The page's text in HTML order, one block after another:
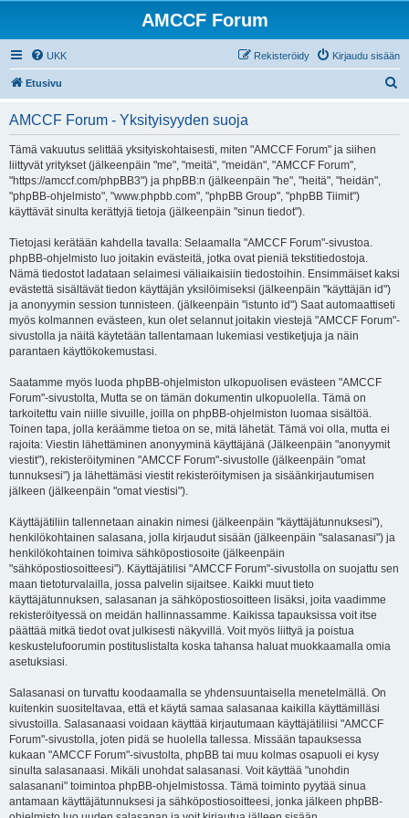
AMCCF Forum
UKK Kirjaudu sisään
Rekisteröidy
Etusivu
AMCCF Forum - Yksityisyyden suoja
Tämä vakuutus selittää yksityiskohtaisesti, miten "AMCCF Forum" ja siihen
liittyvät yritykset (jälkeenpäin "me", "meitä", "meidän", "AMCCF Forum",
"https://amccf.com/phpBB3") ja phpBB:n (jälkeenpäin "he", "heitä", "heidän",
"phpBB-ohjelmisto", "www.phpbb.com", "phpBB Group", "phpBB Tiimit")
käyttävät sinulta kerättyjä tietoja (jälkeenpäin "sinun tiedot").
Tietojasi kerätään kahdella tavalla: Selaamalla "AMCCF Forum"-sivustoa.
phpBB-ohjelmisto luo joitakin evästeitä, jotka ovat pieniä tekstitiedostoja.
Nämä tiedostot ladataan selaimesi väliaikaisiin tiedostoihin. Ensimmäiset kaksi
evästettä sisältävät tiedon käyttäjän yksilöimiseksi (jälkeenpäin "käyttäjän id")
ja anonyymin session tunnisteen. (jälkeenpäin "istunto id") Saat automaattiseti
myös kolmannen evästeen, kun olet selannut joitakin viestejä "AMCCF Forum"-
sivustolla ja näitä käytetään tallentamaan lukemiasi vestiketjuja ja näin
parantaen käyttökokemustasi.
Saatamme myös luoda phpBB-ohjelmiston ulkopuolisen evästeen "AMCCF
Forum"-sivustolta, Mutta se on tämän dokumentin ulkopuolella. Tämä on
tarkoitettu vain niille sivuille, joilla on phpBB-ohjelmiston luomaa sisältöä.
Toinen tapa, jolla keräämme tietoa on se, mitä lähetät. Tämä voi olla, mutta ei
rajoita: Viestin lähettäminen anonyyminä käyttäjänä (Jälkeenpäin "anonyymit
viestit"), rekisteröityminen "AMCCF Forum"-sivustolle (jälkeenpäin "omat
tunnuksesi") ja lähettämäsi viestit rekisteröitymisen ja sisäänkirjautumisen
jälkeen (jälkeenpäin "omat viestisi").
Käyttäjätiliin tallennetaan ainakin nimesi (jälkeenpäin "käyttäjätunnuksesi"),
henkilökohtainen salasana, jolla kirjaudut sisään (jälkeenpäin "salasanasi") ja
henkilökohtainen toimiva sähköpostiosoite (jälkeenpäin
"sähköpostiosoitteesi"). Käyttäjätilisi "AMCCF Forum"-sivustolla on suojattu sen
maan tietoturvalailla, jossa palvelin sijaitsee. Kaikki muut tieto
käyttäjätunnuksen, salasanan ja sähköpostiosoitteen lisäksi, joita vaadimme
rekisteröityessä on meidän hallinnassamme. Kaikissa tapauksissa voit itse
päättää mitkä tiedot ovat julkisesti näkyvillä. Voit myös liittyä ja poistua
keskustelufoorumin postituslistalta koska tahansa haluat muokkaamalla omia
asetuksiasi.
Salasanasi on turvattu koodaamalla se yhdensuuntaisella menetelmällä. On
kuitenkin suositeltavaa, että et käytä samaa salasanaa kaikilla käyttämilläsi
sivustoilla. Salasanaasi voidaan käyttää kirjautumaan käyttäjätiliisi "AMCCF
Forum"-sivustolla, joten pidä se huolella tallessa. Missään tapauksessa
kukaan "AMCCF Forum"-sivustolta, phpBB tai muu kolmas osapuoli ei kysy
sinulta salasanaasi. Mikäli unohdat salasanasi. Voit käyttää "unohdin
salasanani" toimintoa phpBB-ohjelmistossa. Tämä toiminto pyytää sinua
antamaan käyttäjätunnuksesi ja sähköpostiosoitteesi, jonka jälkeen phpBB-